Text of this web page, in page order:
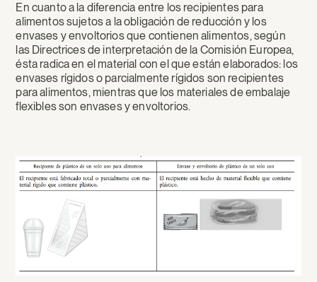
En cuanto a la diferencia entre los recipientes para
alimentos sujetos a la obligación de reducción y los
envases y envoltorios que contienen alimentos, según
las Directrices de interpretación de la Comisión Europea,
ésta radica en el material con el que están elaborados: los
envases rígidos o parcialmente rígidos son recipientes
para alimentos, mientras que los materiales de embalaje
flexibles son envases y envoltorios.